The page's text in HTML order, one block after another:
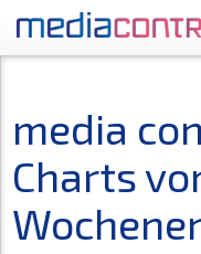
media
Charts